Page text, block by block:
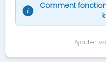
i
Comment
Ajouter